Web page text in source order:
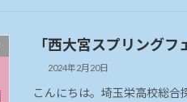
「西大宮スプリングフ
2024年2月20日
こんにちは。埼玉栄高校総合